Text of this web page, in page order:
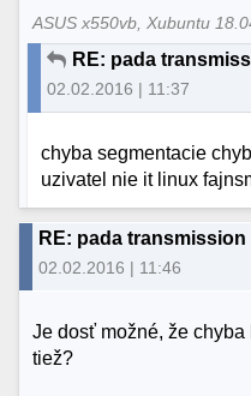
ASUS x550vb, Xubuntu
RE: pada
02.02.2016 | 11:37
chyba segmentacie
uzivatel nie it linux
RE: pada transmission
02.02.2016 | 11:46
Je dosť možné, že
tiež?